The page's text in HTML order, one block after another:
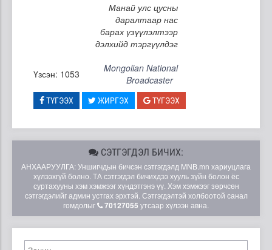
Манай улс цусны
даралтаар нас
барах үзүүлэлтээр
дэлхийд тэргүүлдэг
Үзсэн: 1053
Mongolian National
Broadcaster
ТҮГЭЭХ ЖИРГЭХ ТҮГЭЭХ
СЭТГЭГДЭЛ БИЧИХ:
АНХААРУУЛГА: Уншигчдын бичсэн сэтгэгдэлд MNB.mn хариуцлага
хүлээхгүй болно. ТА сэтгэгдэл бичихдээ хууль зүйн болон ёс
суртахууны хэм хэмжээг хүндэтгэнэ үү. Хэм хэмжээг зөрчсөн
сэтгэгдэлийг админ устгах эрхтэй. Сэтгэгдэлтэй холбоотой санал
гомдолыг
70127055 утсаар хүлээн авна.